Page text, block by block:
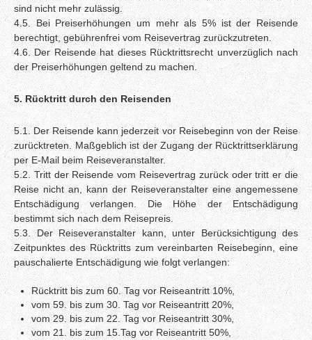
sind nicht mehr zulässig.
4.5. Bei Preiserhöhungen um mehr als 5% ist der Reisende
berechtigt, gebührenfrei vom Reisevertrag zurückzutreten.
4.6. Der Reisende hat dieses Rücktrittsrecht unverzüglich nach
der Preiserhöhungen geltend zu machen.
5. Rücktritt durch den Reisenden
5.1. Der Reisende kann jederzeit vor Reisebeginn von der Reise
zurücktreten. Maßgeblich ist der Zugang der Rücktrittserklärung
per E-Mail beim Reiseveranstalter.
5.2. Tritt der Reisende vom Reisevertrag zurück oder tritt er die
Reise nicht an, kann der Reiseveranstalter eine angemessene
Entschädigung verlangen. Die Höhe der Entschädigung
bestimmt sich nach dem Reisepreis.
5.3. Der Reiseveranstalter kann, unter Berücksichtigung des
Zeitpunktes des Rücktritts zum vereinbarten Reisebeginn, eine
pauschalierte Entschädigung wie folgt verlangen:
Rücktritt bis zum 60. Tag vor Reiseantritt 10%,
vom 59. bis zum 30. Tag vor Reiseantritt 20%,
vom 29. bis zum 22. Tag vor Reiseantritt 30%,
vom 21. bis zum 15.Tag vor Reiseantritt 50%,